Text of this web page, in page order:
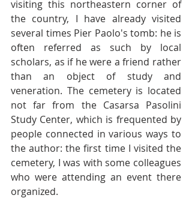
visiting this northeastern corner of
the country, I have already visited
several times Pier Paolo's tomb: he is
often referred as such by local
scholars, as if he were a friend rather
than an object of study and
veneration. The cemetery is located
not far from the Casarsa Pasolini
Study Center, which is frequented by
people connected in various ways to
the author: the first time I visited the
cemetery, I was with some colleagues
who were attending an event there
organized.